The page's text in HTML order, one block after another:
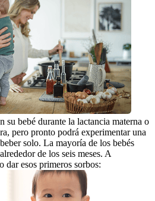
bebé durante la lactancia materna o
pero pronto podrá experimentar una
solo. La mayoría de los bebés
de los seis meses. A
dar esos primeros sorbos: